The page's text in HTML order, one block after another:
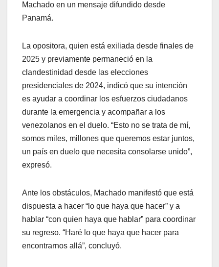
Machado en un mensaje difundido desde
Panamá.
La opositora, quien está exiliada desde finales de
2025 y previamente permaneció en la
clandestinidad desde las elecciones
presidenciales de 2024, indicó que su intención
es ayudar a coordinar los esfuerzos ciudadanos
durante la emergencia y acompañar a los
venezolanos en el duelo. “Esto no se trata de mí,
somos miles, millones que queremos estar juntos,
un país en duelo que necesita consolarse unido”,
expresó.
Ante los obstáculos, Machado manifestó que está
dispuesta a hacer “lo que haya que hacer” y a
hablar “con quien haya que hablar” para coordinar
su regreso. “Haré lo que haya que hacer para
encontrarnos allá”, concluyó.